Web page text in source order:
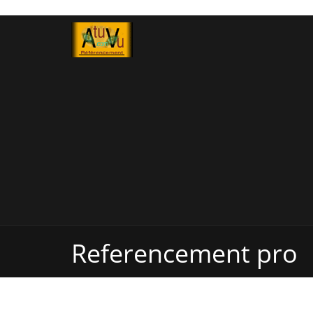
Referencement pro